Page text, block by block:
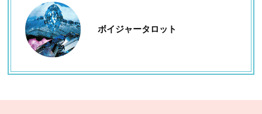
ボイジャータロット